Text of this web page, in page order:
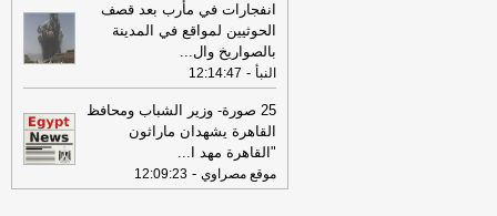
الخميس 30-07-2026
18:41
رئيس "الوطنية للصحافة" يكشف
تفاصيل حملة الصحف القومية لمواجهة
مخاطر السوشيال ميديا
16:46
وزير الخزانة الأميركي: لن نسمح
لإيران اتخاذ التجارة العالمية رهينة أو
استخدام الشحن الدولي لتمويل الحرس
الثوري-لبنانون 24
انفجارات في مأرب بعد قصف
الحوثيين لمواقع في المدينة
بالصواريخ وال...
النبأ -
12:14:47
25 صورة- وزير الشباب ومحافظ
القاهرة يشهدان ماراثون
"القاهرة مهد ا...
موقع مصراوي -
12:09:23